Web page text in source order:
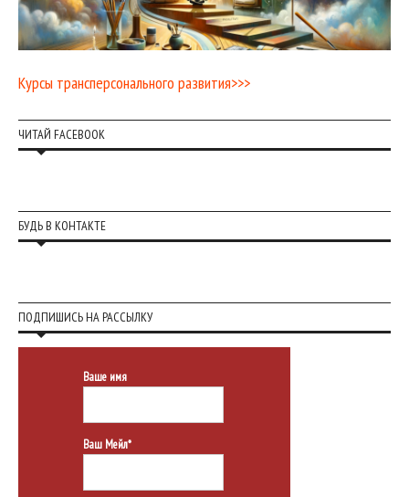
Курсы трансперсонального развития>>>
ЧИТАЙ FACEBOOK
БУДЬ В КОНТАКТЕ
ПОДПИШИСЬ НА РАССЫЛКУ
Ваше имя
Ваш Мейл*